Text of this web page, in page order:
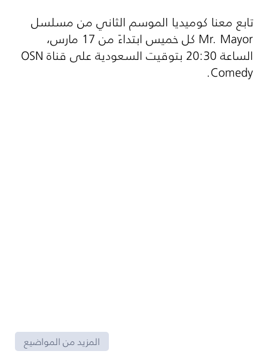
تابع معنا كوميديا الموسم الثاني من مسلسل
Mr. Mayor كل خميس ابتداءً من 17 مارس،
الساعة 20:30 بتوقيت السعودية على قناة OSN
Comedy
.
المزيد من المواضيع